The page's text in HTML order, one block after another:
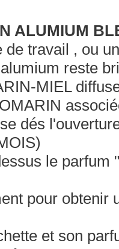
ALUMIUM
de travail , ou
reste
MIEL
dés
le parfum
pour obtenir
et son